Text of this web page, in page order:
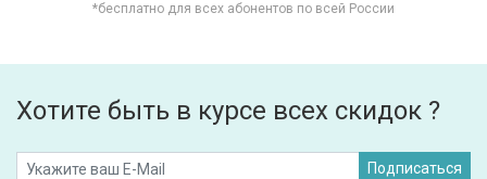
*бесплатно для всех абонентов по всей России
Хотите быть в курсе всех скидок ?
Подписаться